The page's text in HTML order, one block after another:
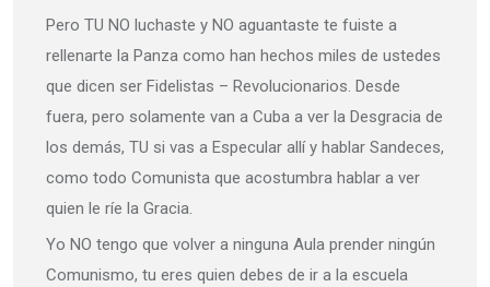
Pero TU NO luchaste y NO aguantaste te fuiste a
rellenarte la Panza como han hechos miles de ustedes
que dicen ser Fidelistas – Revolucionarios. Desde
fuera, pero solamente van a Cuba a ver la Desgracia de
los demás, TU si vas a Especular allí y hablar Sandeces,
como todo Comunista que acostumbra hablar a ver
quien le ríe la Gracia.
Yo NO tengo que volver a ninguna Aula prender ningún
Comunismo, tu eres quien debes de ir a la escuela